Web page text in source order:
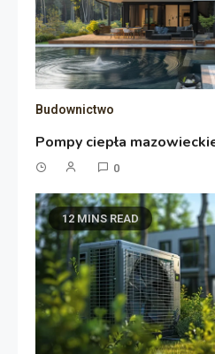
Budownictwo
Pompy ciepła
0
12 MINS READ